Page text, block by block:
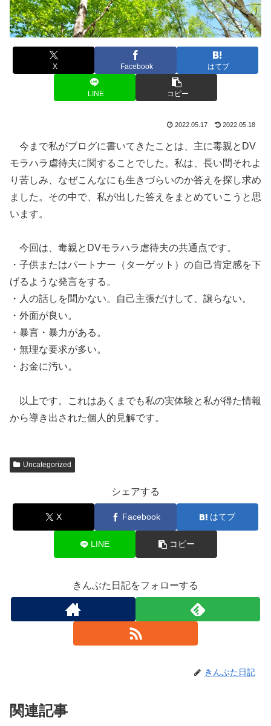
X Facebook はてブ
LINE コピー
2022.05.17 2022.05.18
今まで私がブログに書いてきたことは、主に毒親とDV
モラハラ虐待夫に関することでした。私は、長い間それよ
り苦しみ、なぜこんなにも生きづらいのか答えを探し求め
ました。その中で、私が出した答えをまとめていこうと思
います。
今回は、毒親とDVモラハラ虐待夫の共通点です。
・子供またはパートナー（ターゲット）の自己肯定感を下
げるような発言をする。
・人の話しを聞かない。自己主張だけして、譲らない。
・外面が良い。
・暴言・暴力がある。
・無理な要求が多い。
・お金に汚い。
以上です。これはあくまでも私の実体験と私が得た情報
から導き出された個人的見解です。
Uncategorized
シェアする
X Facebook はてブ
LINE コピー
きんぶた日記をフォローする
きんぶた日記
関連記事